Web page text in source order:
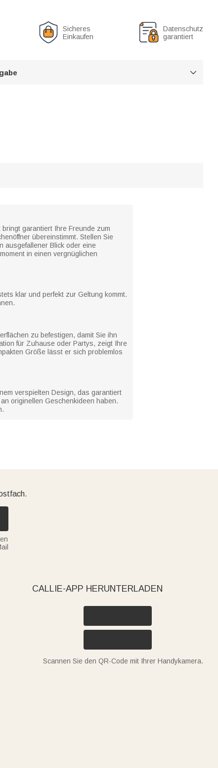
Sicheres
Einkaufen
Datenschutz
garantiert

garantiert Ihre Freunde zum
übereinstimmt. Stellen Sie
ausgefallener Blick oder eine
in einen vergnüglichen
klar und perfekt zur Geltung kommt.
zu befestigen, damit Sie ihn
für Zuhause oder Partys, zeigt Ihre
Größe lässt er sich problemlos
verspielten Design, das garantiert
originellen Geschenkideen haben.
CALLIE-APP HERUNTERLADEN
Scannen Sie den QR-Code mit Ihrer Handykamera.